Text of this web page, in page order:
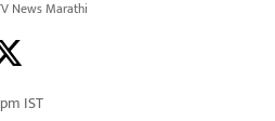
News Marathi
IST